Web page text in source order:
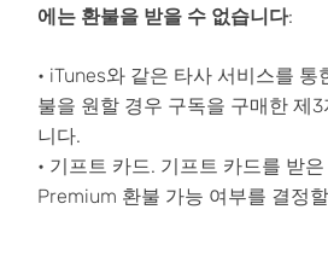
에는 환불을 받을 수 없습니다:
• iTunes와 같은 타사 서비스를 통
불을 원할 경우 구독을 구매한 제
니다.
• 기프트 카드. 기프트 카드를 받
Premium 환불 가능 여부를 결정